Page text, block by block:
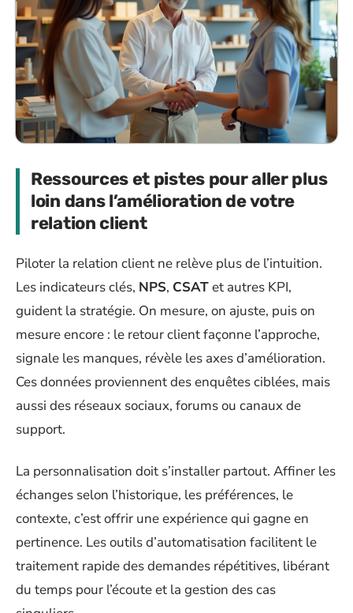
Ressources et pistes pour aller plus
loin dans l’amélioration de votre
relation client
Piloter la relation client ne relève plus de l’intuition.
Les indicateurs clés, NPS, CSATet autres KPI,
guident la stratégie. On mesure, on ajuste, puis on
mesure encore : le retour client façonne l’approche,
signale les manques, révèle les axes d’amélioration.
Ces données proviennent des enquêtes ciblées, mais
aussi des réseaux sociaux, forums ou canaux de
support.
La personnalisation doit s’installer partout. Affiner les
échanges selon l’historique, les préférences, le
contexte, c’est offrir une expérience qui gagne en
pertinence. Les outils d’automatisation facilitent le
traitement rapide des demandes répétitives, libérant
du temps pour l’écoute et la gestion des cas